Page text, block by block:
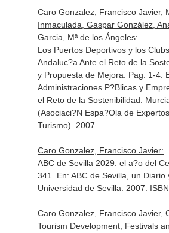
Caro Gonzalez, Francisco Javier,
Inmaculada, Gaspar González,
Garcia, Mª de los Ángeles:
Los Puertos Deportivos y los
Andaluc?a Ante el Reto de la
y Propuesta de Mejora. Pag. 1-4.
Administraciones P?Blicas y
el Reto de la Sostenibilidad .
(Asociaci?N Espa?Ola de
Turismo). 2007
Caro Gonzalez, Francisco Javier:
ABC de Sevilla 2029: el a?o del
341. En: ABC de Sevilla, un Diario
Universidad de Sevilla. 2007.
Caro Gonzalez, Francisco Javier,
Tourism Development, Festivals